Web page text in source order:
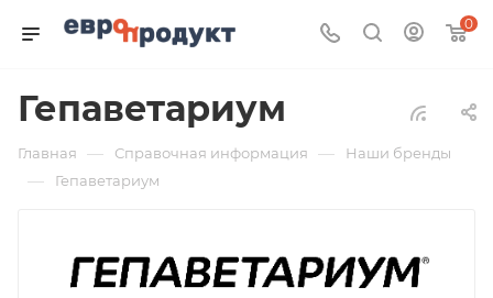
0
Гепаветариум
Главная — Справочная информация — Наши бренды
— Гепаветариум